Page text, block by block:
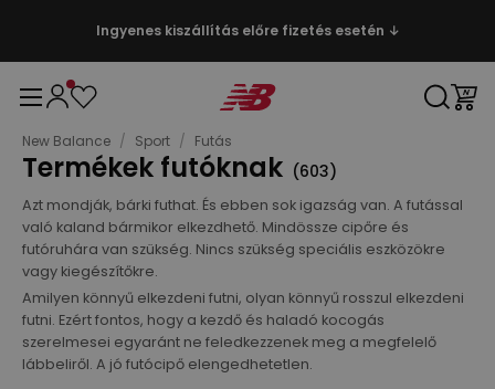
Ingyenes kiszállítás előre fizetés esetén ↓
New Balance / Sport / Futás
Termékek futóknak (603)
Azt mondják, bárki futhat. És ebben sok igazság van. A futással
való kaland bármikor elkezdhető. Mindössze cipőre és
futóruhára van szükség. Nincs szükség speciális eszközökre
vagy kiegészítőkre.
Amilyen könnyű elkezdeni futni, olyan könnyű rosszul elkezdeni
futni. Ezért fontos, hogy a kezdő és haladó kocogás
szerelmesei egyaránt ne feledkezzenek meg a megfelelő
lábbeliről. A jó futócipő elengedhetetlen.